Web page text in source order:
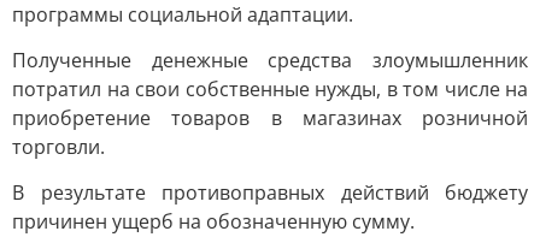
программы социальной адаптации.
Полученные денежные средства злоумышленник
потратил на свои собственные нужды, в том числе на
приобретение товаров в магазинах розничной
торговли.
В результате противоправных действий бюджету
причинен ущерб на обозначенную сумму.